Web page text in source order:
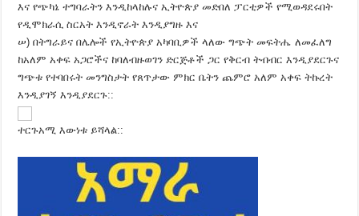
እና የጭካኔ ተግባራትን እንዲከላከሉና ኢትዮጵያ መድበለ ፓርቲዎች የሚወዳደሩበት
የዲሞክራሲ ስርአት እንዲኖራት እንዲያግዙ እና
ሠ) በትግራይና በሌሎች የኢትዮጵያ አካባቢዎች ላለው ግጭት መፍትሔ ለመፈለግ
ከአለም አቀፍ አጋሮችና ከባለብዙወገን ድርጅቶች ጋር የቅርብ ትብብር እንዲያደርጉና
ግጭቱ የተባበሩት መንግስታት የጸጥታው ምክር ቤትን ጨምሮ አለም አቀፍ ትኩረት
እንዲያገኝ እንዲያደርጉ::
ተርጉአሚ እውነቱ ይሻላል::